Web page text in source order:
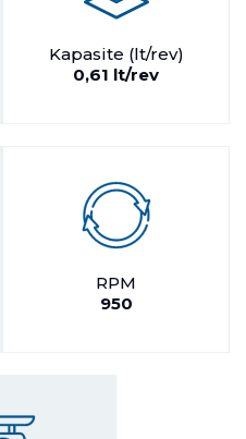
Kapasite (lt/rev)
0,61 lt/rev
RPM
950